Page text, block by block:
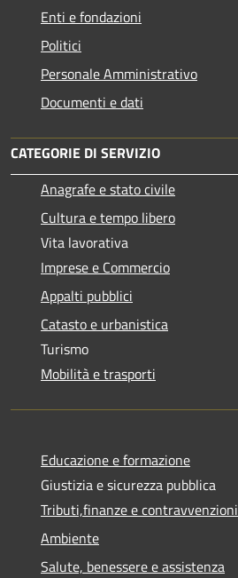
Enti e fondazioni
Politici
Personale Amministrativo
Documenti e dati
CATEGORIE DI SERVIZIO
Anagrafe e stato civile
Cultura e tempo libero
Vita lavorativa
Imprese e Commercio
Appalti pubblici
Catasto e urbanistica
Turismo
Mobilità e trasporti
Educazione e formazione
Giustizia e sicurezza pubblica
Tributi,finanze e contravvenzioni
Ambiente
Salute, benessere e assistenza